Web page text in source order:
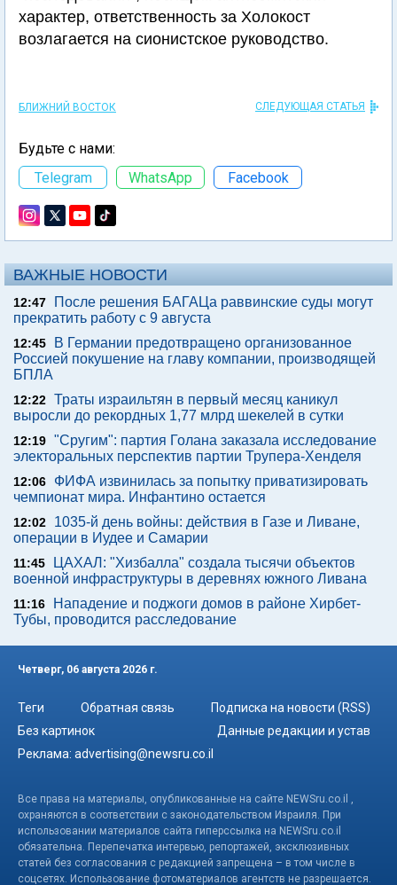
характер, ответственность за Холокост
возлагается на сионистское руководство.
БЛИЖНИЙ ВОСТОК СЛЕДУЮЩАЯ СТАТЬЯ
Будьте с нами:
Telegram
WhatsApp Facebook
ВАЖНЫЕ НОВОСТИ
12:47
После решения БАГАЦа раввинские суды могут
прекратить работу с 9 августа
12:45
В Германии предотвращено организованное
Россией покушение на главу компании, производящей
БПЛА
12:22 Траты израильтян в первый месяц каникул
выросли до рекордных 1,77 млрд шекелей в сутки
12:19 "Сругим": партия Голана заказала исследование
электоральных перспектив партии Трупера-Хенделя
12:06
ФИФА извинилась за попытку приватизировать
чемпионат мира. Инфантино остается
12:02
1035-й день войны: действия в Газе и Ливане,
операции в Иудее и Самарии
11:45
ЦАХАЛ: "Хизбалла" создала тысячи объектов
военной инфраструктуры в деревнях южного Ливана
11:16
Нападение и поджоги домов в районе Хирбет-
Тубы, проводится расследование
Четверг, 06 августа 2026 г.
Теги Обратная связь
Подписка на новости (RSS)
Без картинок
Данные редакции и устав
Реклама: advertising@newsru.co.il
Все права на материалы, опубликованные на сайте NEWSru.co.il ,
охраняются в соответствии с законодательством Израиля. При
использовании материалов сайта гиперссылка на NEWSru.co.il
обязательна. Перепечатка интервью, репортажей, эксклюзивных
статей без согласования с редакцией запрещена – в том числе в
соцсетях. Использование фотоматериалов агентств не разрешается.